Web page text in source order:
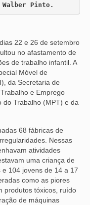
Pinto.
22 e 26 de setembro
no afastamento de
de trabalho infantil. A
Móvel de
da Secretaria de
e Emprego
do Trabalho (MPT) e da
68 fábricas de
Nessas
atividades
uma criança de
104 jovens de 14 a 17
como as piores
produtos tóxicos, ruído
de máquinas